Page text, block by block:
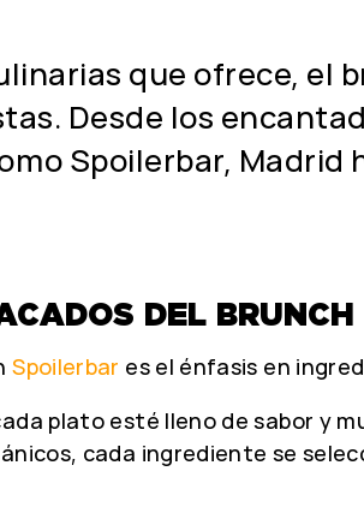
que ofrece, el
Desde los
Spoilerbar, Madrid
DEL
Spoilerbar es el énfasis en
plato esté lleno de sabor y
cada ingrediente se